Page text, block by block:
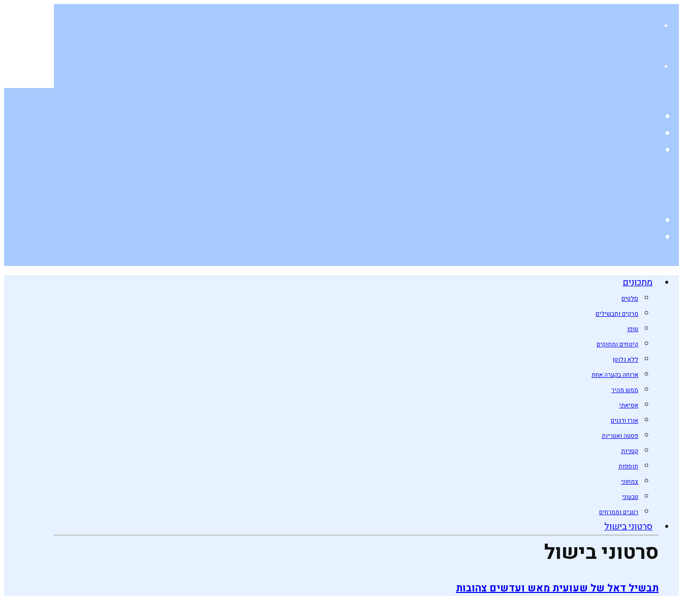
מתכונים
סלטים
מרקים ותבשילים
טופו
קינוחים ומתוקים
ללא גלוטן
ארוחה בקערה אחת
ממש מהיר
אסיאתי
אורז ודגנים
פסטה ואטריות
קטניות
תוספות
צמחוני
טבעוני
רטבים וממרחים
סרטוני בישול
סרטוני בישול
תבשיל דאל של שעועית מאש ועדשים צהובות